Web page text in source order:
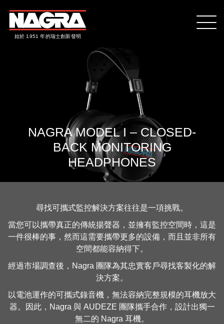
始於 1951 年的瑞士創新發明
NAGRA MODEL I – CLOSED-
BACK MONITORING
HEADPHONES
尋找可攜式監控解決方案往往是一項挑戰。
當您可以攜帶真正的傳統揚聲器，並擁有監控空間時，這是
一件很棒的事，然而這需要攜帶更多的設備，而且並非所有
空間都能容納得下。
經過市場調查後，Nagra 團隊為其忠實客戶尋找客製化的解
決方案。
以電池運作的可攜式錄音機，無法容納完整規模的耳機放大
器。因此，Nagra 與 AUDEZE 團隊攜手合作，設計出獨一
無二的 Nagra 耳機。